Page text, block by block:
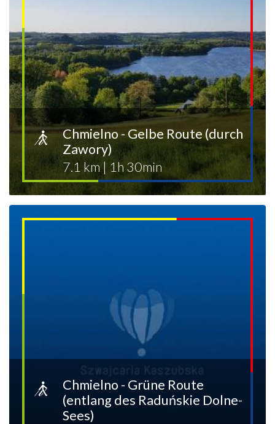
Chmielno - Gelbe Route (durch
Zawory)
7.1 km| 1h 30min
Chmielno - Grüne Route
(entlang des Raduńskie Dolne-
Sees)